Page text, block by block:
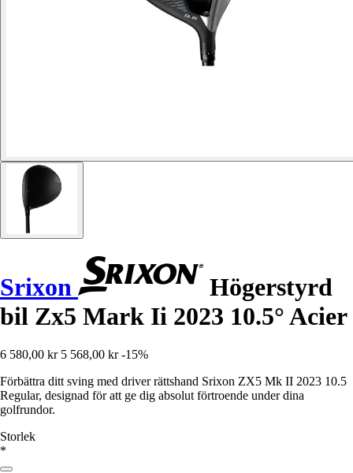
Srixon
Högerstyrd
bil Zx5 Mark Ii 2023 10.5° Acier
6 580,00 kr 5 568,00 kr -15%
Förbättra ditt sving med driver rättshand Srixon ZX5 Mk II 2023 10.5
Regular, designad för att ge dig absolut förtroende under dina
golfrundor.
Storlek
*